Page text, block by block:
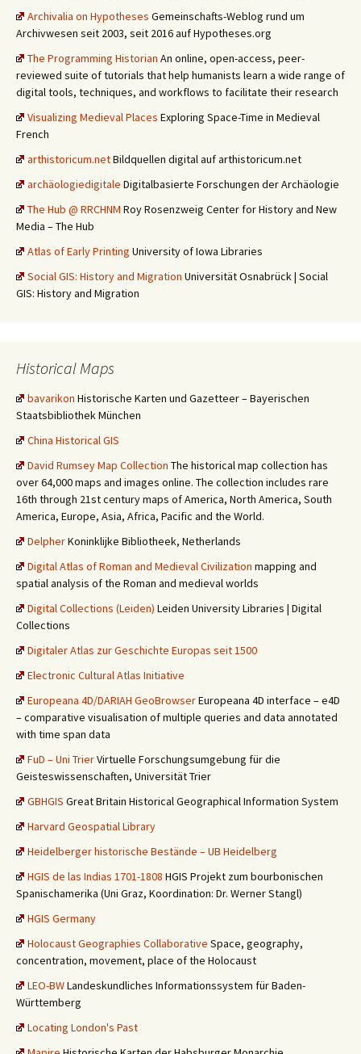
Archivalia on Hypotheses Gemeinschafts-Weblog rund um
Archivwesen seit 2003, seit 2016 auf Hypotheses.org
The Programming Historian An online, open-access, peer-
reviewed suite of tutorials that help humanists learn a wide range of
digital tools, techniques, and workflows to facilitate their research
Visualizing Medieval Places Exploring Space-Time in Medieval
French
arthistoricum.netBildquellen digital auf arthistoricum.net
archäologiedigitale Digitalbasierte Forschungen der Archäologie
The Hub @ RRCHNM Roy Rosenzweig Center for History and New
Media – The Hub
Atlas of Early Printing University of Iowa Libraries
Social GIS: History and Migration Universität Osnabrück | Social
GIS: History and Migration
Historical Maps
bavarikon Historische Karten und Gazetteer – Bayerischen
Staatsbibliothek München
China Historical GIS
David Rumsey Map Collection The historical map collection has
over 64,000 maps and images online. The collection includes rare
16th through 21st century maps of America, North America, South
America, Europe, Asia, Africa, Pacific and the World.
DelpherKoninklijke Bibliotheek, Netherlands
Digital Atlas of Roman and Medieval Civilization mapping and
spatial analysis of the Roman and medieval worlds
Digital Collections (Leiden) Leiden University Libraries | Digital
Collections
Digitaler Atlas zur Geschichte Europas seit 1500
Electronic Cultural Atlas Initiative
Europeana 4D/DARIAH GeoBrowserEuropeana 4D interface – e4D
– comparative visualisation of multiple queries and data annotated
with time span data
FuD – Uni TrierVirtuelle Forschungsumgebung für die
Geisteswissenschaften, Universität Trier
GBHGIS Great Britain Historical Geographical Information System
Harvard Geospatial Library
Heidelberger historische Bestände – UB Heidelberg
HGIS de las Indias 1701-1808 HGIS Projekt zum bourbonischen
Spanischamerika (Uni Graz, Koordination: Dr. Werner Stangl)
HGIS Germany
Holocaust Geographies Collaborative Space, geography,
concentration, movement, place of the Holocaust
LEO-BWLandeskundliches Informationssystem für Baden-
Württemberg
Locating London's Past